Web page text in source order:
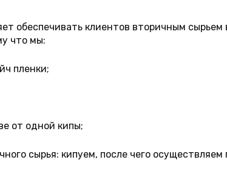
обеспечивать клиентов вторичным
что мы:
пленки;
от одной кипы;
сырья: кипуем, после чего